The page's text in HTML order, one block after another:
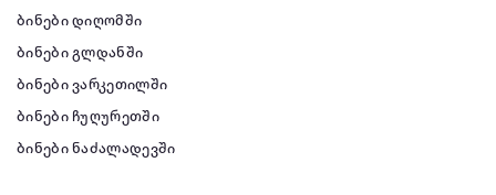
ბინები დიღომში
ბინები გლდანში
ბინები ვარკეთილში
ბინები ჩუღურეთში
ბინები ნაძალადევში